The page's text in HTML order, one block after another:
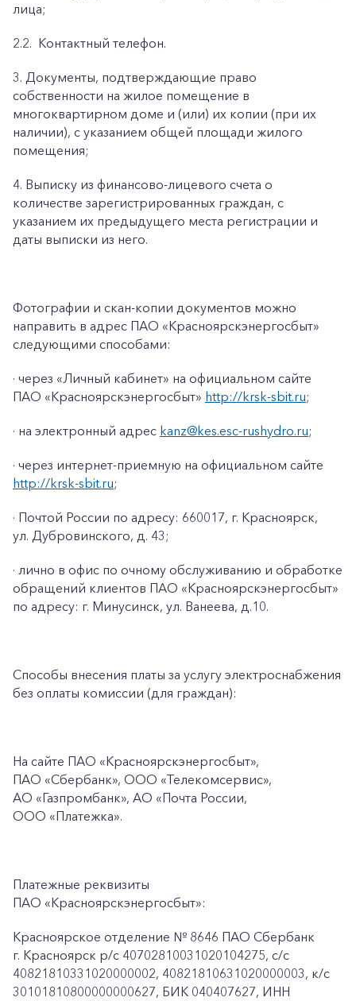
лица;
2.2. Контактный телефон.
3. Документы, подтверждающие право
собственности на жилое помещение в
многоквартирном доме и (или) их копии (при их
наличии), с указанием общей площади жилого
помещения;
4. Выписку из финансово-лицевого счета о
количестве зарегистрированных граждан, с
указанием их предыдущего места регистрации и
даты выписки из него.
Фотографии и скан-копии документов можно
направить в адрес ПАО «Красноярскэнергосбыт»
следующими способами:
· через «Личный кабинет» на официальном сайте
ПАО «Красноярскэнергосбыт» http://krsk-sbit.ru;
· на электронный адрес kanz@kes.esc-rushydro.ru;
· через интернет-приемную на официальном сайте
http://krsk-sbit.ru;
· Почтой России по адресу: 660017, г. Красноярск,
ул. Дубровинского, д. 43;
· лично в офис по очному обслуживанию и обработке
обращений клиентов ПАО «Красноярскэнергосбыт»
по адресу: г. Минусинск, ул. Ванеева, д.10.
Способы внесения платы за услугу электроснабжения
без оплаты комиссии (для граждан):
На сайте ПАО «Красноярскэнергосбыт»,
ПАО «Сбербанк», ООО «Телекомсервис»,
АО «Газпромбанк», АО «Почта России,
ООО «Платежка».
Платежные реквизиты
ПАО «Красноярскэнергосбыт»:
Красноярское отделение № 8646 ПАО Сбербанк
г. Красноярск p/c 40702810031020104275, с/с
40821810331020000002, 40821810631020000003, к/c
30101810800000000627, БИК 040407627, ИНН